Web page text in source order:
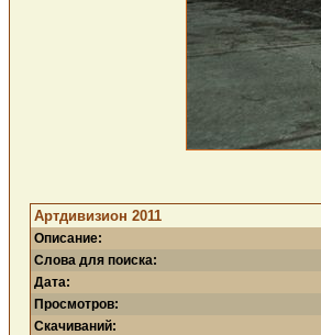
Артдивизион 2011
Описание:
Слова для поиска:
Дата:
Просмотров:
Скачиваний: